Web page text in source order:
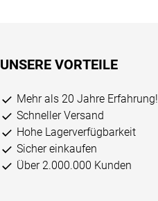
UNSERE VORTEILE
Mehr als 20 Jahre Erfahrung!
Schneller Versand
Hohe Lagerverfügbarkeit
Sicher einkaufen
Über 2.000.000 Kunden